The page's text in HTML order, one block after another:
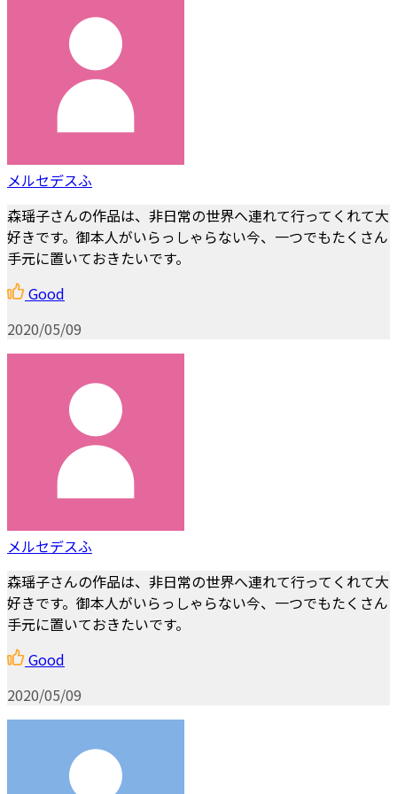
メルセデスふ
森瑶子さんの作品は、非日常の世界へ連れて行ってくれて大
好きです。御本人がいらっしゃらない今、一つでもたくさん
手元に置いておきたいです。
Good
2020/05/09
メルセデスふ
森瑶子さんの作品は、非日常の世界へ連れて行ってくれて大
好きです。御本人がいらっしゃらない今、一つでもたくさん
手元に置いておきたいです。
Good
2020/05/09